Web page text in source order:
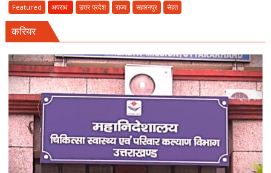
का
की
पटाखा
फैक्ट्री
में
बिखर
जिंदगियां,
दो
की
Featured अपराध उत्तर प्रदेश राज्य सहारनपुर सेहत
करियर